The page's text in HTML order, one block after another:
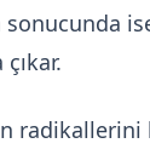
sonucunda
radikallerini